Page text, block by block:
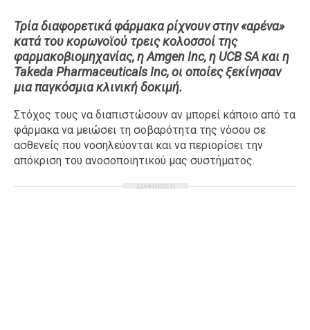
Xmas
LIFE
Food
Body+Mind
Ταξίδια
Style
Σπίτι
Family
Σχέσεις
Τρία διαφορετικά φάρμακα ρίχνουν στην «αρένα»
κατά του κορωνοϊού τρεις κολοσσοί της
φαρμακοβιομηχανίας, η Amgen Inc, η UCB SA και η
Takeda Pharmaceuticals Inc, οι οποίες ξεκίνησαν
μια παγκόσμια κλινική δοκιμή.
Στόχος τους να διαπιστώσουν αν μπορεί κάποιο από τα
φάρμακα να μειώσει τη σοβαρότητα της νόσου σε
ασθενείς που νοσηλεύονται και να περιορίσει την
απόκριση του ανοσοποιητικού μας συστήματος.
ΔΙΑΦΗΜΙΣΗ